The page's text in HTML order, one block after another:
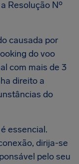
Resolução Nº
causada por
do voo
com mais de 3
direito a
do
essencial.
dirija-se
pelo seu